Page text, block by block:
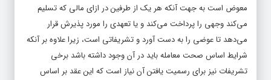
معوض است به جهت آنکه هر یک از طرفین در ازای مالی که تسلیم
می‌کند وجهی را پرداخت می‌کند و یا تعهدی را مورد پذیرش قرار
می‌دهد تا عوضی را به دست آورد و تشریفاتی است، زیرا علاوه بر آنکه
شرایط اساس صحت معامله باید در آن وجود داشته باشد برخی
تشریفات نیز برای رسمیت یافتن آن نیاز است که این عقد بر اساس